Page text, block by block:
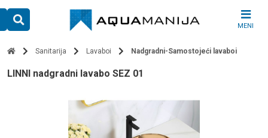
content
MENI
Sanitarija Lavaboi Nadgradni-Samostojeći lavaboi
LINNI nadgradni lavabo SEZ 01